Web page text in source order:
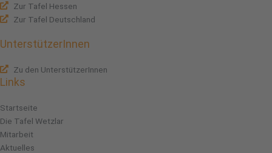
Zur Tafel Hessen
Zur Tafel Deutschland
UnterstützerInnen
Zu den UnterstützerInnen
Links
Startseite
Die Tafel Wetzlar
Mitarbeit
Aktuelles